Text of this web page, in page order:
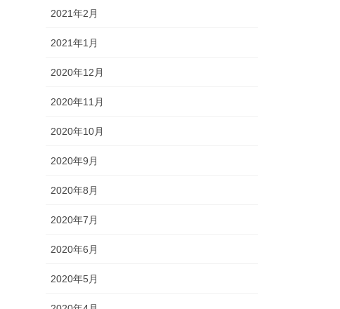
2021年2月
2021年1月
2020年12月
2020年11月
2020年10月
2020年9月
2020年8月
2020年7月
2020年6月
2020年5月